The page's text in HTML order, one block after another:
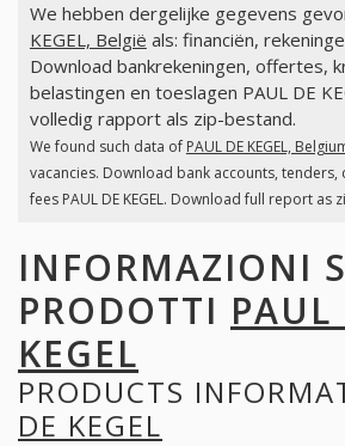
We hebben dergelijke gegevens
KEGEL, België als: financiën,
Download bankrekeningen, offertes,
belastingen en toeslagen PAUL DE
volledig rapport als zip-bestand.
We found such data of PAUL DE KEGEL,
vacancies. Download bank accounts,
fees PAUL DE KEGEL. Download full report as
INFORMAZIONI
PRODOTTI PAUL
KEGEL
PRODUCTS
DE KEGEL